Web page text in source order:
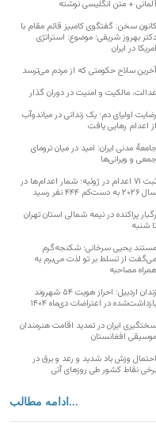
آلمانی + متن انگلیسی نوشته
کانون سخن: گفتگوی کامبیز قائم مقام با
دکتر بهروز شریفی؛ موضوع: استراتژی
امریکا در ایران
آخرین سلاح حکومتی که از مردم می‌ترسد
عدالت، مالکیت و امنیت در دوران گذار
رضایت اولیای دم؛ یک زندانی در میاندوآب
از اعدام رهایی یافت
جامعهٔ مدنی ایران: امید در میان ترومای
جمعی و ویرانی‌ها
ثبت ۷۱ اعدام در ژوئیه؛ شمار اعدام‌ها در
سال ۲۰۲۶ به دست‌کم ۴۴۴ نفر رسید
رگبار پراکنده در نیمه شمالی استان تهران
تا شنبه
مستند یحیی سرخانی؛ شکنجه‌گرم
می‌گفت از تسلط بر تو لذت می‌برم به
همراه مصاحبه
زندان اردبیل؛ احراز هویت ۵۴ شهروند
بازداشت‌شده در اعتراضات دی‌ماه ۱۴۰۴
سختگیری ایران در تمدید اقامت هنرمندان
موسیقی افغانستان
احتمال وزش باد شدید و رعد و برق در
برخی نقاط کشور طی روزهای آتی
ادامه مطالب...